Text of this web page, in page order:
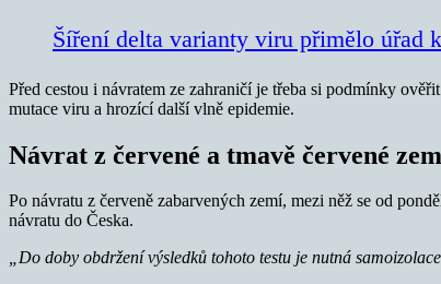
Šíření delta varianty viru přimělo úřad
Před cestou i návratem ze zahraničí je třeba si podmínky
mutace viru a hrozící další vlně epidemie.
Návrat z červené a tmavě červené
Po návratu z červeně zabarvených zemí, mezi něž se od
návratu do Česka.
„Do doby obdržení výsledků tohoto testu je nutná